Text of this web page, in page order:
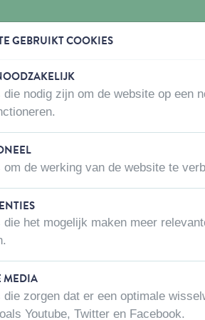
WAAR KOPEN OVER ONS
GEBRUIKT COOKIES
die nodig zijn om de website op een
om de werking van de website te
die het mogelijk maken meer
MEDIA
die zorgen dat er een optimale
Youtube, Twitter en Facebook.